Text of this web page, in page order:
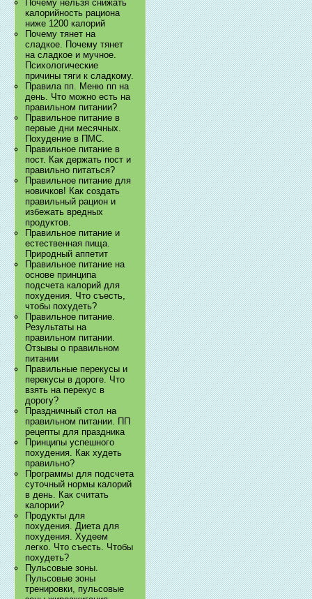
Почему нельзя снижать
калорийность рациона
ниже 1200 калорий
Почему тянет на
сладкое. Почему тянет
на сладкое и мучное.
Психологические
причины тяги к сладкому.
Правила пп. Меню пп на
день. Что можно есть на
правильном питании?
Правильное питание в
первые дни месячных.
Похудение в ПМС.
Правильное питание в
пост. Как держать пост и
правильно питаться?
Правильное питание для
новичков! Как создать
правильный рацион и
избежать вредных
продуктов.
Правильное питание и
естественная пища.
Природный аппетит
Правильное питание на
основе принципа
подсчета калорий для
похудения. Что съесть,
чтобы похудеть?
Правильное питание.
Результаты на
правильном питании.
Отзывы о правильном
питании
Правильные перекусы и
перекусы в дороге. Что
взять на перекус в
дорогу?
Праздничный стол на
правильном питании. ПП
рецепты для праздника
Принципы успешного
похудения. Как худеть
правильно?
Программы для подсчета
суточный нормы калорий
в день. Как считать
калории?
Продукты для
похудения. Диета для
похудения. Худеем
легко. Что съесть. Чтобы
похудеть?
Пульсовые зоны.
Пульсовые зоны
тренировки, пульсовые